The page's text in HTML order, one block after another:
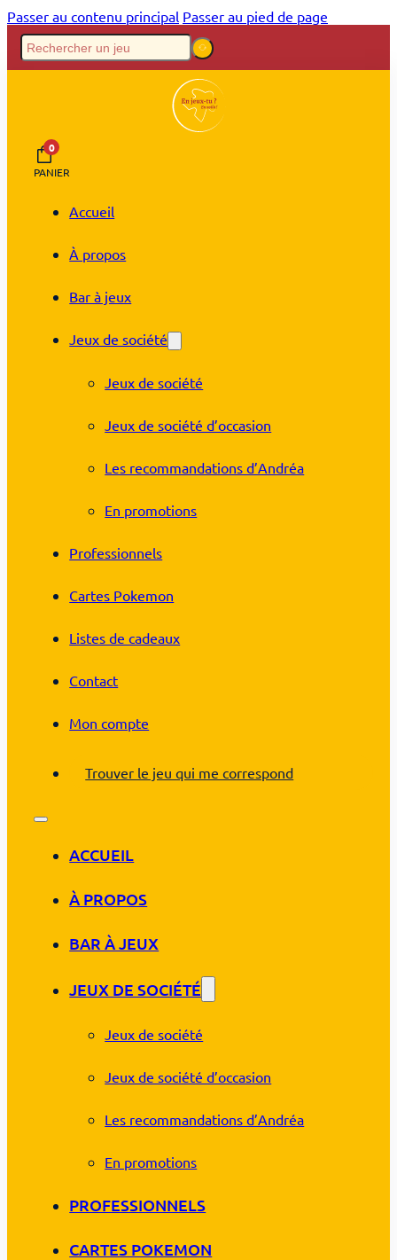
Passer au contenu principal Passer au pied de page
0
PANIER
Accueil
À propos
Bar à jeux
Jeux de société
Jeux de société
Jeux de société d’occasion
Les recommandations d’Andréa
En promotions
Professionnels
Cartes Pokemon
Listes de cadeaux
Contact
Mon compte
Trouver le jeu qui me correspond
ACCUEIL
À PROPOS
BAR À JEUX
JEUX DE SOCIÉTÉ
Jeux de société
Jeux de société d’occasion
Les recommandations d’Andréa
En promotions
PROFESSIONNELS
CARTES POKEMON